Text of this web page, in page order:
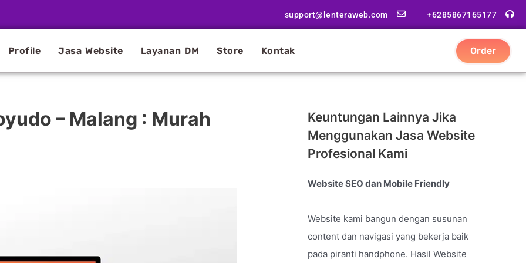
support@lenteraweb.com +6285867165177
Profile Jasa Website Layanan DM Store Kontak Order
– Malang : Murah
Keuntungan Lainnya Jika
Menggunakan Jasa Website
Profesional Kami
Website SEO dan Mobile Friendly
Website kami bangun dengan susunan
content dan navigasi yang bekerja baik
pada piranti handphone. Hasil Website